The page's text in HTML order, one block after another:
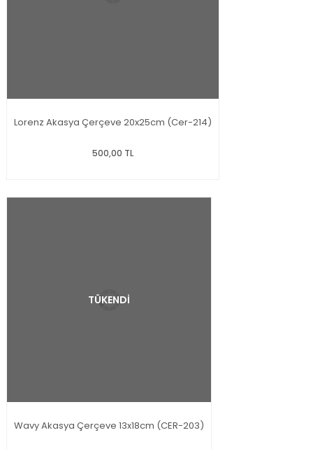
Lorenz Akasya Çerçeve 20x25cm (Cer-214)
500,00 TL
TÜKENDİ
Wavy Akasya Çerçeve 13x18cm (CER-203)